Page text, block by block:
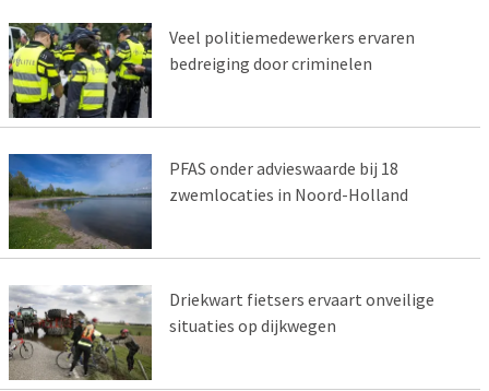
Veel politiemedewerkers ervaren
bedreiging door criminelen
PFAS onder advieswaarde bij 18
zwemlocaties in Noord-Holland
Driekwart fietsers ervaart onveilige
situaties op dijkwegen